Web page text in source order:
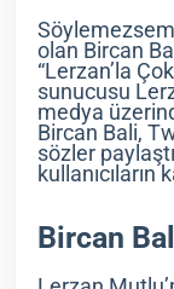
olan Bircan
“Lerzan’la
sunucusu
medya
Bircan Bali,
sözler
Bircan